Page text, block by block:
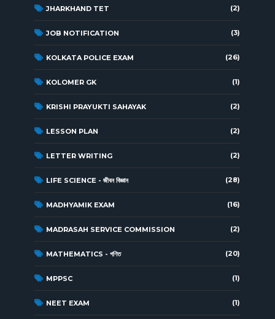
JHARKHAND TET (2)
JOB NOTIFICATION (3)
KOLKATA POLICE EXAM (26)
KOLOMER GK (1)
KRISHI PRAYUKTI SAHAYAK (2)
LESSON PLAN (2)
LETTER WRITING (2)
LIFE SCIENCE - জীবন বিজ্ঞান (28)
MADHYAMIK EXAM (16)
MADRASAH SERVICE COMMISSION (2)
MATHEMATICS - গণিত (20)
MPPSC (1)
NEET EXAM (1)